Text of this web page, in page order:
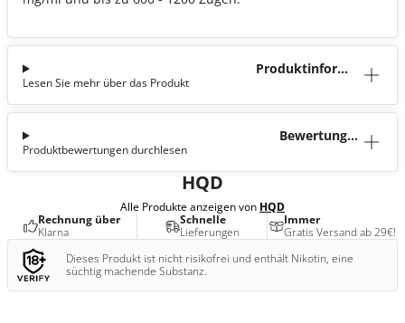
Produktinforma
Lesen Sie mehr über das Produkt
Bewertunge
Produktbewertungen durchlesen
HQD
Alle Produkte anzeigen von HQD
Rechnung über
Klarna
Schnelle
Lieferungen
Immer
Gratis Versand ab 29€!
Dieses Produkt ist nicht risikofrei und enthält Nikotin, eine
süchtig machende Substanz.